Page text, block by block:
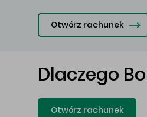
Otwórz rachunek
Dlaczego
Otwórz rachunek